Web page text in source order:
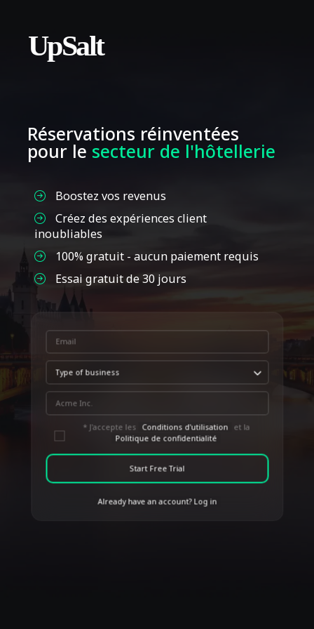
Réservations réinventées
pour le secteur de l'hôtellerie
Boostez vos revenus
Créez des expériences client
inoubliables
100% gratuit - aucun paiement requis
Essai gratuit de 30 jours
* J'accepte les Conditions d'utilisation
et la
Politique de confidentialité
Start Free Trial
Already have an account? Log in